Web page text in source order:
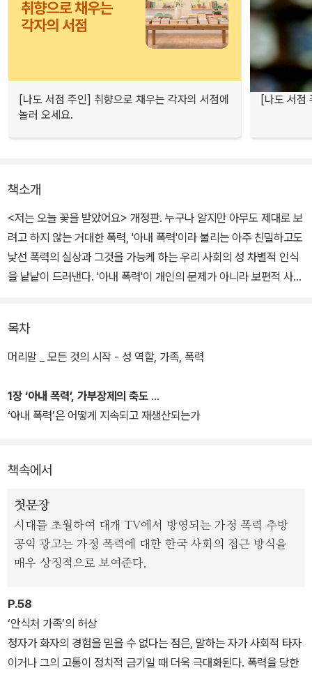
[나도 서점 주인] 취향으로 채우는 각자의 서점에
놀러 오세요.
[나도 서점
책소개
<저는 오늘 꽃을 받았어요> 개정판. 누구나 알지만 아무도 제대로 보
려고 하지 않는 거대한 폭력, '아내 폭력'이라 불리는 아주 친밀하고도
낯선 폭력의 실상과 그것을 가능케 하는 우리 사회의 성 차별적 인식
을 낱낱이 드러낸다. '아내 폭력'이 개인의 문제가 아니라 보편적 사회
저자 정희진은 10여 년에 걸친 상담 경험과 사례 연구, 수백 편에 이
탕으로 하여, 가족 집단에서부터 공권력에 이르기까지 '아내 폭력'을
공공연히 은폐하고 재생산하는 가부장제 사회의 멘탈리티를 속속들
국 사회에 만연한 여성 혐오와 성 차별 의식이 압축적으로 구현되는
'여성주의 글쓰기'의 전형을 보여주는 이 책에서 저자는 남성 중심 사
회가 결혼 제도를 통해 어떻게 여성의 정체성을 시민.개인.인간이 아
니라 아내.며느리.어머니라는 역할로 이전시키고 남성의 기득권을 유
니로서 '도리' 사이에서 갈등하는 여성들을 위한 가장 현실적인 페미
니즘 입문서가 될 것이다.
목차
머리말 _ 모든 것의 시작 - 성 역할, 가족, 폭력
1장 ‘아내 폭력’, 가부장제의 축도
‘아내 폭력’은 어떻게 지속되고 재생산되는가
책속에서
첫문장
시대를 초월하여 대개 TV에서 방영되는 가정 폭력 추방
공익 광고는 가정 폭력에 대한 한국 사회의 접근 방식을
매우 상징적으로 보여준다.
P.58
‘안식처 가족’의 허상
청자가 화자의 경험을 믿을 수 없다는 점은, 말하는 자가 사회적 타자
이거나 그의 고통이 정치적 금기일 때 더욱 극대화된다. 폭력을 당한